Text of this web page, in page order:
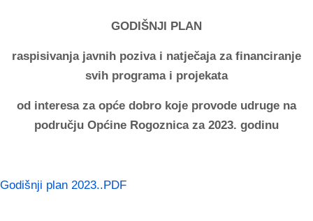
GODIŠNJI PLAN
raspisivanja javnih poziva i natječaja za financiranje
svih programa i projekata
od interesa za opće dobro koje provode udruge na
području Općine Rogoznica za 2023. godinu
Godišnji plan 2023..PDF